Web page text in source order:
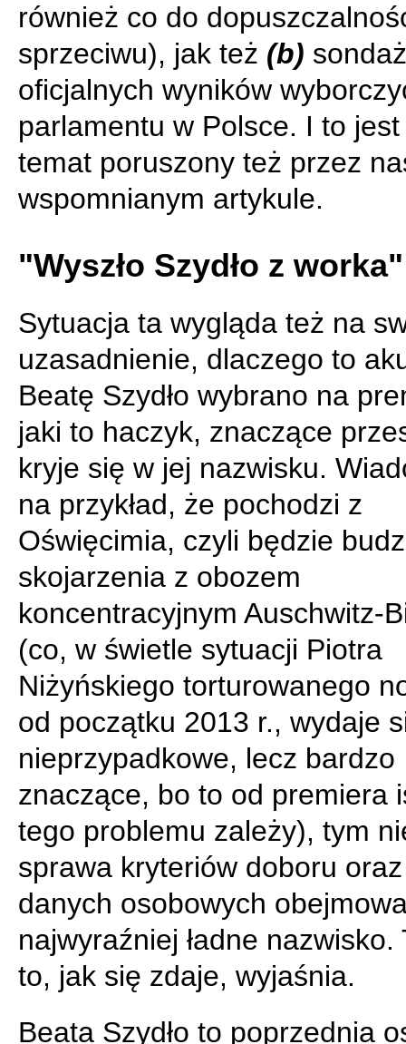
również co do
sprzeciwu), jak też (b)
oficjalnych wyników
parlamentu w Polsce. I to jest
temat poruszony też przez
wspomnianym artykule.
"Wyszło Szydło z worka"
Sytuacja ta wygląda też na
uzasadnienie, dlaczego to
Beatę Szydło wybrano na
jaki to haczyk, znaczące
kryje się w jej nazwisku.
na przykład, że pochodzi z
Oświęcimia, czyli będzie
skojarzenia z obozem
koncentracyjnym Auschwitz-
(co, w świetle sytuacji Piotra
Niżyńskiego torturowanego
od początku 2013 r., wydaje
nieprzypadkowe, lecz bardzo
znaczące, bo to od premiera
tego problemu zależy), tym
sprawa kryteriów doboru
danych osobowych
najwyraźniej ładne nazwisko.
to, jak się zdaje, wyjaśnia.
Beata Szydło to poprzednia